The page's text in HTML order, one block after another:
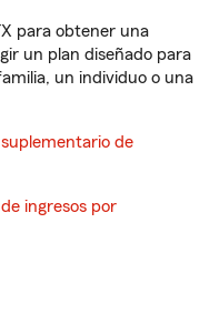
para obtener una
un plan diseñado para
un individuo o una
de
ingresos por